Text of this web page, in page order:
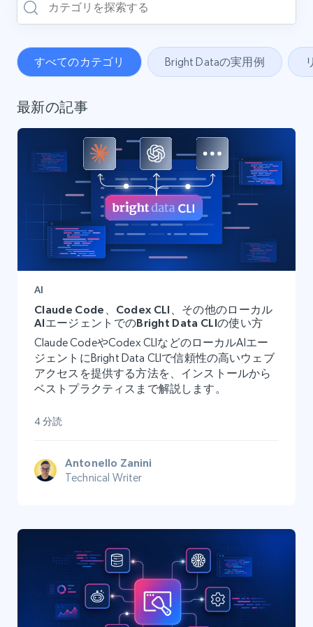
すべてのカテゴリ Bright Dataの実用例
最新の記事
AI
Claude Code、Codex CLI、その他のローカル
AIエージェントでのBright Data CLIの使い方
Claude CodeやCodex CLIなどのローカルAIエー
ジェントにBright Data CLIで信頼性の高いウェブ
アクセスを提供する方法を、インストールから
ベストプラクティスまで解説します。
4 分読
Antonello Zanini
Technical Writer